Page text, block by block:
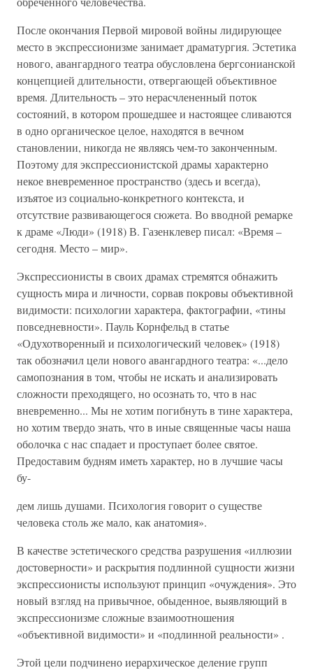
После окончания Первой мировой войны лидирующее
место в экспрессионизме занимает драматургия. Эстетика
нового, авангардного театра обусловлена бергсонианской
концепцией длительности, отвергающей объективное
время. Длительность – это нерасчлененный поток
состояний, в котором прошедшее и настоящее сливаются
в одно органическое целое, находятся в вечном
становлении, никогда не являясь чем-то законченным.
Поэтому для экспрессионистской драмы характерно
некое вневременное пространство (здесь и всегда),
изъятое из социально-конкретного контекста, и
отсутствие развивающегося сюжета. Во вводной ремарке
к драме «Люди» (1918) В. Газенклевер писал: «Время –
сегодня. Место – мир».
Экспрессионисты в своих драмах стремятся обнажить
сущность мира и личности, сорвав покровы объективной
видимости: психологии характера, фактографии, «тины
повседневности». Пауль Корнфельд в статье
«Одухотворенный и психологический человек» (1918)
так обозначил цели нового авангардного театра: «...дело
самопознания в том, чтобы не искать и анализировать
сложности преходящего, но осознать то, что в нас
вневременно... Мы не хотим погибнуть в тине характера,
но хотим твердо знать, что в иные священные часы наша
оболочка с нас спадает и проступает более святое.
Предоставим будням иметь характер, но в лучшие часы
бу-
дем лишь душами. Психология говорит о существе
человека столь же мало, как анатомия».
В качестве эстетического средства разрушения «иллюзии
достоверности» и раскрытия подлинной сущности жизни
экспрессионисты используют принцип «очуждения». Это
новый взгляд на привычное, обыденное, выявляющий в
экспрессионизме сложные взаимоотношения
«объективной видимости» и «подлинной реальности» .
Этой цели подчинено иерархическое деление групп